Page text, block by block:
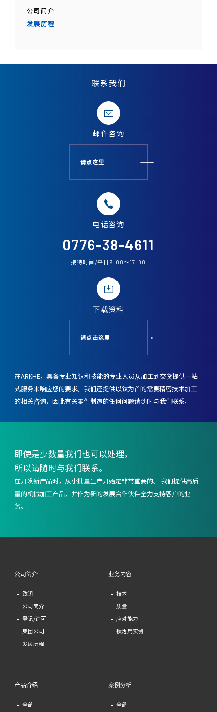
公司简介
发展历程
联系我们
邮件咨询
请点这里
电话咨询
0776-38-4611
接待时间/平日 9:00 〜17:00
下载资料
请点击这里
在ARKHE，具备专业知识和技能的专业人员从加工到交货提供一站
式服务来响应您的要求。 我们还提供以钛为首的需要精密技术加工
的相关咨询，因此有关零件制造的任何问题请随时与我们联系。
即使是少数量我们也可以处理，
所以请随时与我们联系。
在开发新产品时，从小批量生产开始是非常重要的。 我们提供高质
量的机械加工产品，并作为新的发展合作伙伴全力支持客户的业
务。
公司简介
致词
公司简介
登记/许可
集团公司
发展历程
业务内容
技术
质量
应对能力
钛活用实例
产品介绍
全部
案例分析
全部